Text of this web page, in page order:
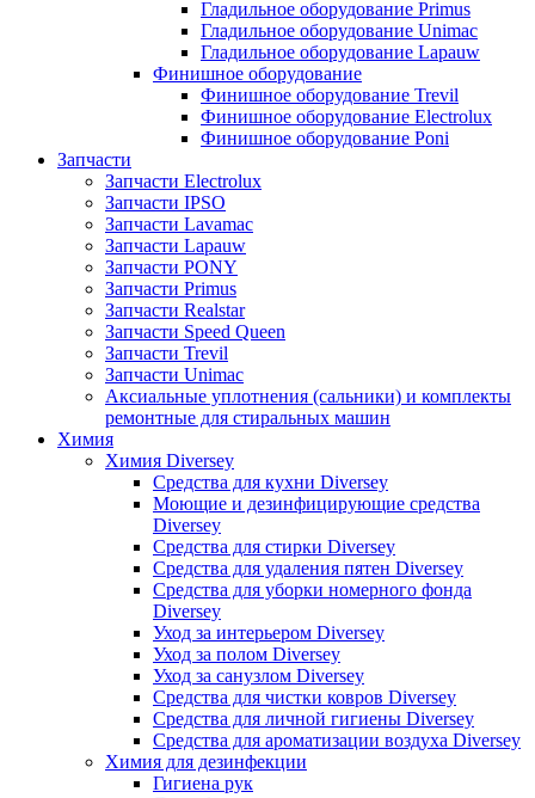
Гладильное оборудование Primus
Гладильное оборудование Unimac
Гладильное оборудование Lapauw
Финишное оборудование
Финишное оборудование Trevil
Финишное оборудование Electrolux
Финишное оборудование Poni
Запчасти
Запчасти Electrolux
Запчасти IPSO
Запчасти Lavamac
Запчасти Lapauw
Запчасти PONY
Запчасти Primus
Запчасти Realstar
Запчасти Speed Queen
Запчасти Trevil
Запчасти Unimac
Аксиальные уплотнения (сальники) и комплекты
ремонтные для стиральных машин
Химия
Химия Diversey
Средства для кухни Diversey
Моющие и дезинфицирующие средства
Diversey
Средства для стирки Diversey
Средства для удаления пятен Diversey
Средства для уборки номерного фонда
Diversey
Уход за интерьером Diversey
Уход за полом Diversey
Уход за санузлом Diversey
Средства для чистки ковров Diversey
Средства для личной гигиены Diversey
Средства для ароматизации воздуха Diversey
Химия для дезинфекции
Гигиена рук